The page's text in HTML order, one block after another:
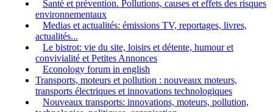
Santé et prévention. Pollutions, causes et effets des risques
environnementaux
Medias et actualités: émissions TV, reportages, livres,
actualités...
Le bistrot: vie du site, loisirs et détente, humour et
convivialité et Petites Annonces
Econology forum in english
Transports, moteurs et pollution : nouveaux moteurs,
transports électriques et innovations technologiques
Nouveaux transports: innovations, moteurs, pollution,